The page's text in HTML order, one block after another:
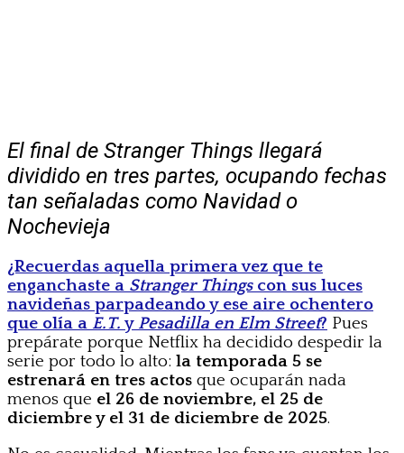
El final de Stranger Things llegará
dividido en tres partes, ocupando fechas
tan señaladas como Navidad o
Nochevieja
¿Recuerdas aquella primera vez que te
enganchaste a Stranger Thingscon sus luces
navideñas parpadeando y ese aire ochentero
que olía a E.T. y Pesadilla en Elm Street? Pues
prepárate porque Netflix ha decidido despedir la
serie por todo lo alto: la temporada 5 se
estrenará en tres actos que ocuparán nada
menos que el 26 de noviembre, el 25 de
diciembre y el 31 de diciembre de 2025.